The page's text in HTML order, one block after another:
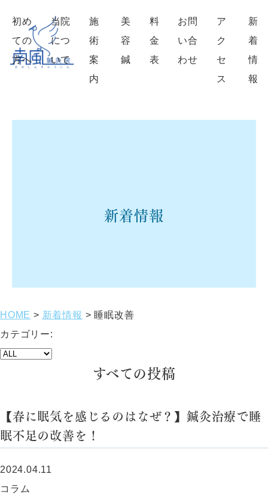
初め
ての
方へ
当院
につ
いて
施
術
案
内
美
容
鍼
料
金
表
お問
い合
わせ
ア
ク
セ
ス
新
着
情
報
新着情報
HOME > 新着情報 > 睡眠改善
カテゴリー:
すべての投稿
【春に眠気を感じるのはなぜ？】鍼灸治療で睡
眠不足の改善を！
2024.04.11
コラム